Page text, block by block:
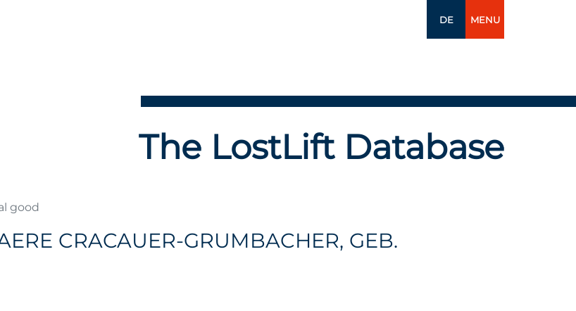
DE MENU
The LostLift Database
good
CRACAUER-GRUMBACHER, GEB.